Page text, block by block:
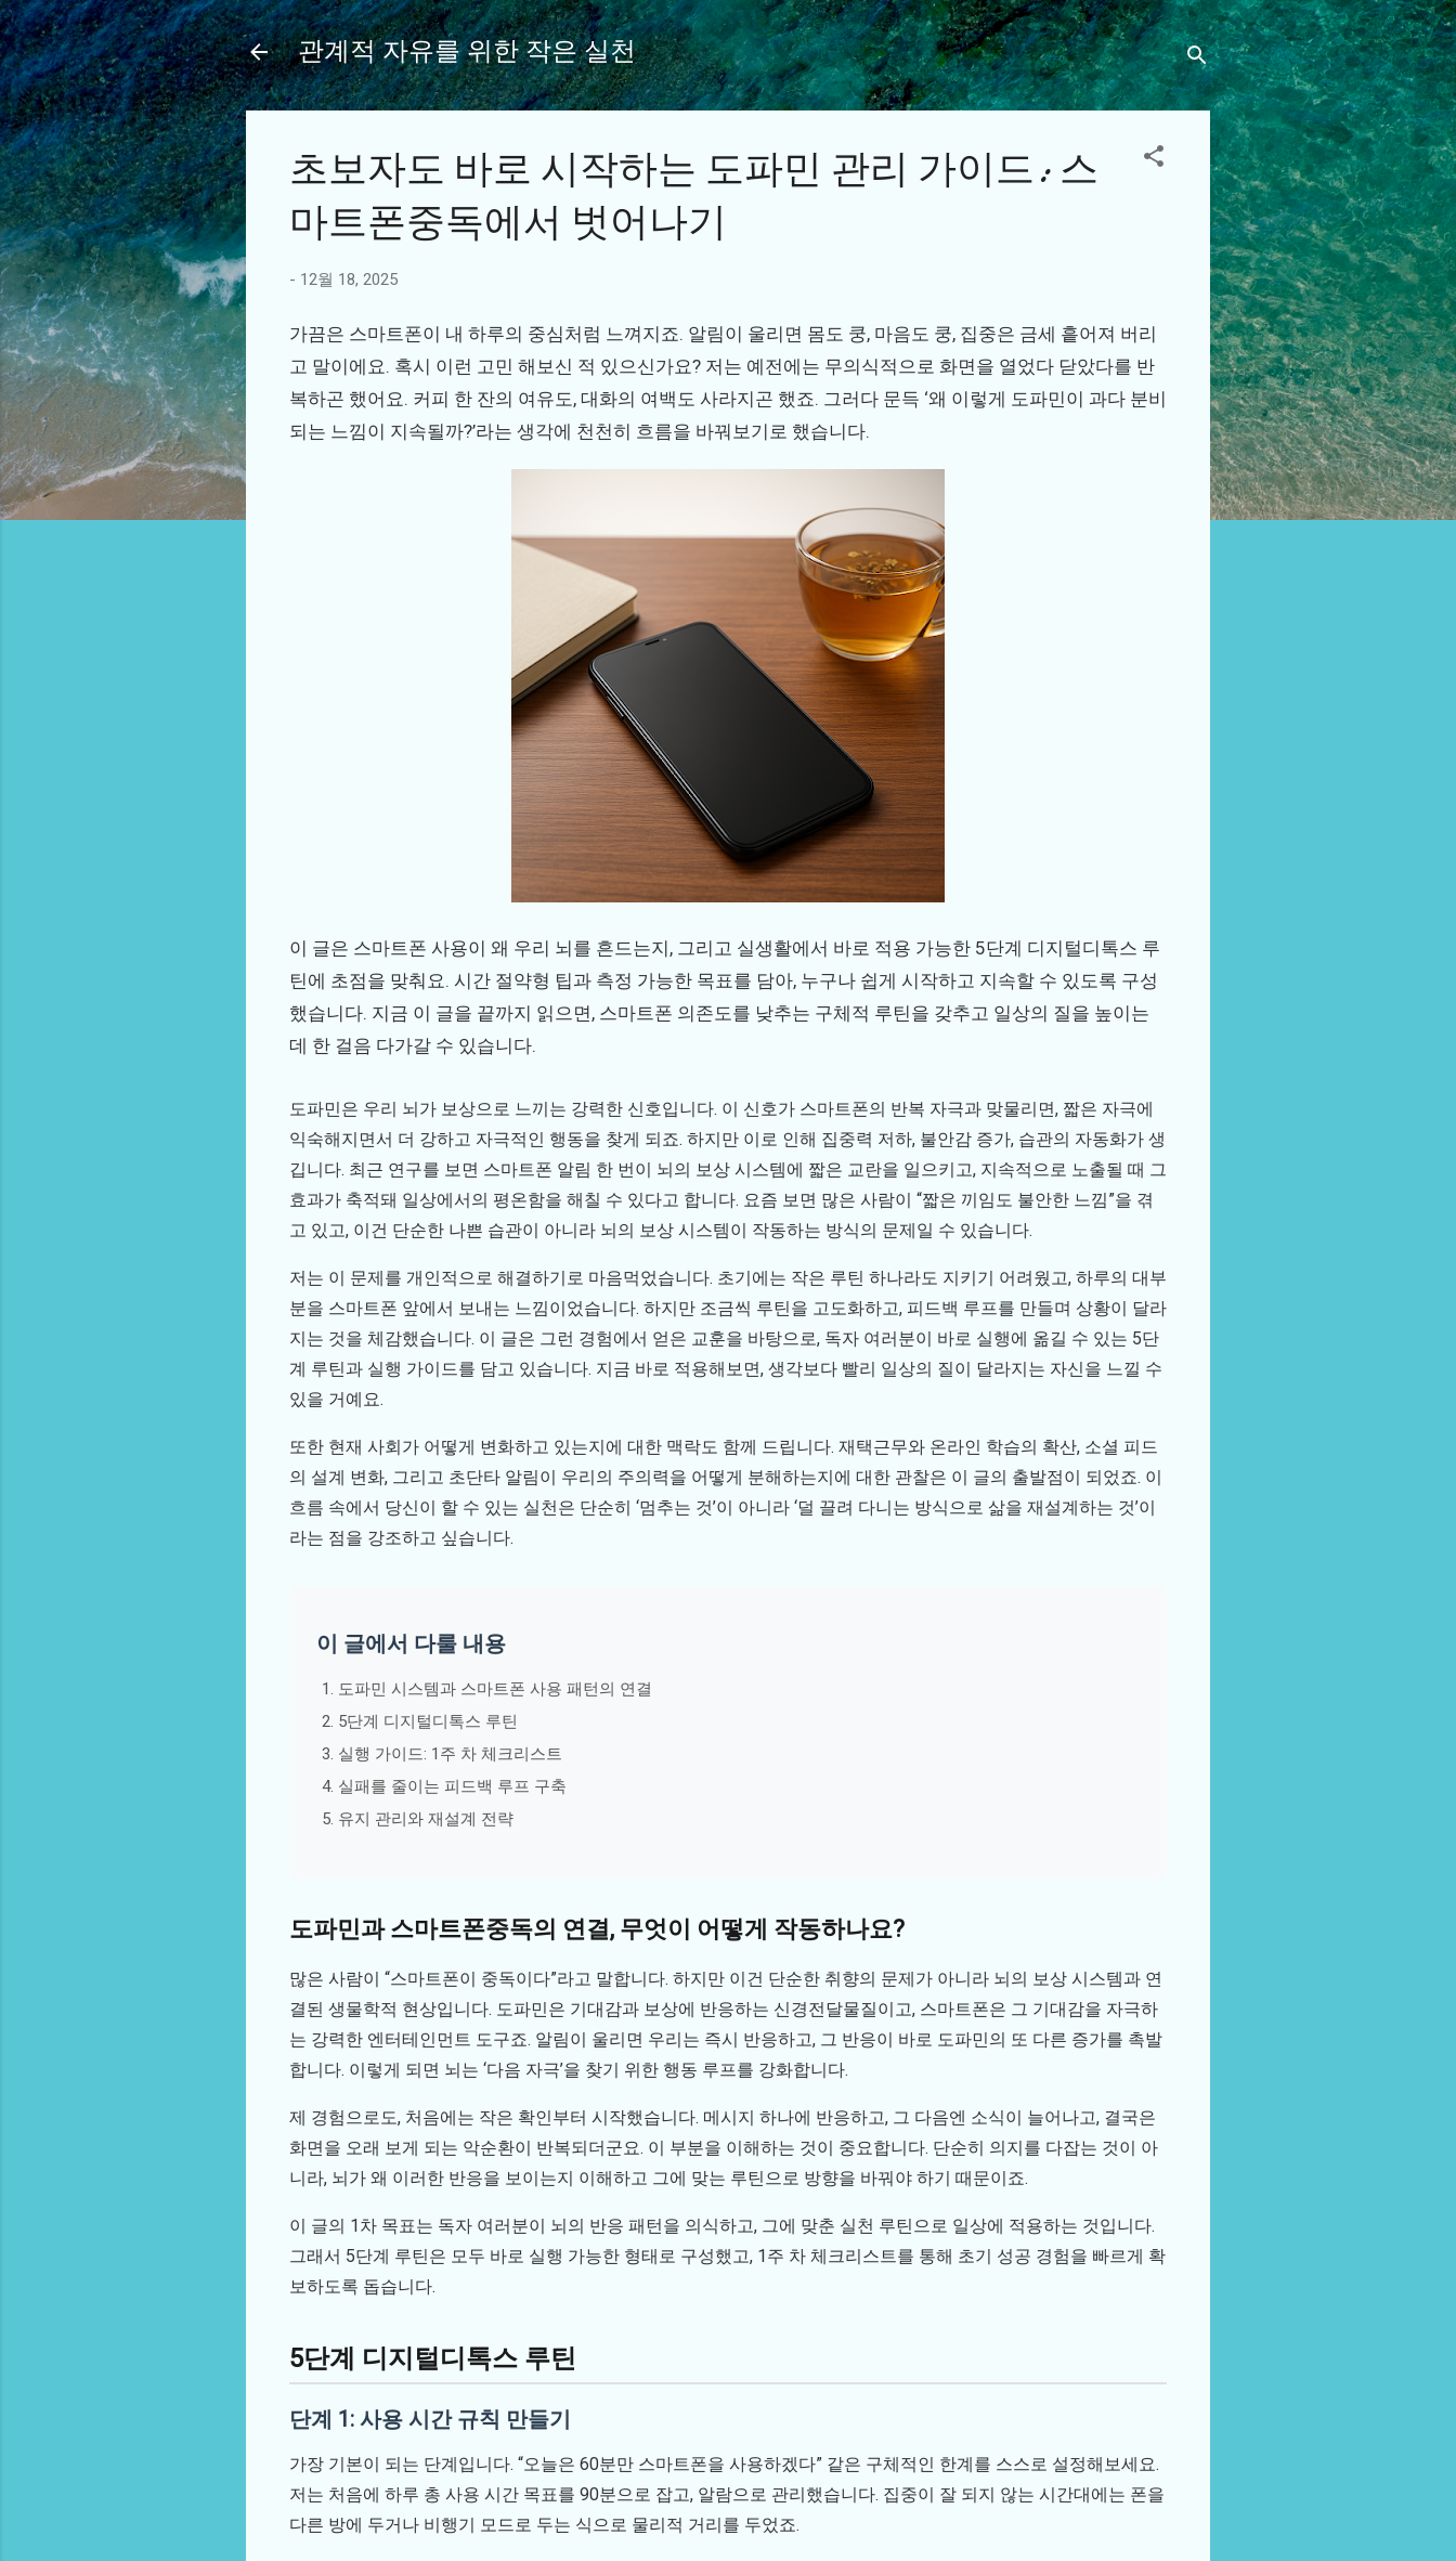
기본 콘텐츠로 건너뛰기
관계적 자유를 위한 작은 실천
초보자도 바로 시작하는 도파민 관리 가이드: 스
마트폰중독에서 벗어나기
- 12월 18, 2025
가끔은 스마트폰이 내 하루의 중심처럼 느껴지죠. 알림이 울리면 몸도 쿵, 마음도 쿵, 집중은 금세 흩어져 버리
고 말이에요. 혹시 이런 고민 해보신 적 있으신가요? 저는 예전에는 무의식적으로 화면을 열었다 닫았다를 반
복하곤 했어요. 커피 한 잔의 여유도, 대화의 여백도 사라지곤 했죠. 그러다 문득 ‘왜 이렇게 도파민이 과다 분비
되는 느낌이 지속될까?’라는 생각에 천천히 흐름을 바꿔보기로 했습니다.
이 글은 스마트폰 사용이 왜 우리 뇌를 흔드는지, 그리고 실생활에서 바로 적용 가능한 5단계 디지털디톡스 루
틴에 초점을 맞춰요. 시간 절약형 팁과 측정 가능한 목표를 담아, 누구나 쉽게 시작하고 지속할 수 있도록 구성
했습니다. 지금 이 글을 끝까지 읽으면, 스마트폰 의존도를 낮추는 구체적 루틴을 갖추고 일상의 질을 높이는
데 한 걸음 다가갈 수 있습니다.
도파민은 우리 뇌가 보상으로 느끼는 강력한 신호입니다. 이 신호가 스마트폰의 반복 자극과 맞물리면, 짧은 자극에
익숙해지면서 더 강하고 자극적인 행동을 찾게 되죠. 하지만 이로 인해 집중력 저하, 불안감 증가, 습관의 자동화가 생
깁니다. 최근 연구를 보면 스마트폰 알림 한 번이 뇌의 보상 시스템에 짧은 교란을 일으키고, 지속적으로 노출될 때 그
효과가 축적돼 일상에서의 평온함을 해칠 수 있다고 합니다. 요즘 보면 많은 사람이 “짧은 끼임도 불안한 느낌”을 겪
고 있고, 이건 단순한 나쁜 습관이 아니라 뇌의 보상 시스템이 작동하는 방식의 문제일 수 있습니다.
저는 이 문제를 개인적으로 해결하기로 마음먹었습니다. 초기에는 작은 루틴 하나라도 지키기 어려웠고, 하루의 대부
분을 스마트폰 앞에서 보내는 느낌이었습니다. 하지만 조금씩 루틴을 고도화하고, 피드백 루프를 만들며 상황이 달라
지는 것을 체감했습니다. 이 글은 그런 경험에서 얻은 교훈을 바탕으로, 독자 여러분이 바로 실행에 옮길 수 있는 5단
계 루틴과 실행 가이드를 담고 있습니다. 지금 바로 적용해보면, 생각보다 빨리 일상의 질이 달라지는 자신을 느낄 수
있을 거예요.
또한 현재 사회가 어떻게 변화하고 있는지에 대한 맥락도 함께 드립니다. 재택근무와 온라인 학습의 확산, 소셜 피드
의 설계 변화, 그리고 초단타 알림이 우리의 주의력을 어떻게 분해하는지에 대한 관찰은 이 글의 출발점이 되었죠. 이
흐름 속에서 당신이 할 수 있는 실천은 단순히 ‘멈추는 것’이 아니라 ‘덜 끌려 다니는 방식으로 삶을 재설계하는 것’이
라는 점을 강조하고 싶습니다.
이 글에서 다룰 내용
도파민 시스템과 스마트폰 사용 패턴의 연결
5단계 디지털디톡스 루틴
실행 가이드: 1주 차 체크리스트
실패를 줄이는 피드백 루프 구축
유지 관리와 재설계 전략
도파민과 스마트폰중독의 연결, 무엇이 어떻게 작동하나요?
많은 사람이 “스마트폰이 중독이다”라고 말합니다. 하지만 이건 단순한 취향의 문제가 아니라 뇌의 보상 시스템과 연
결된 생물학적 현상입니다. 도파민은 기대감과 보상에 반응하는 신경전달물질이고, 스마트폰은 그 기대감을 자극하
는 강력한 엔터테인먼트 도구죠. 알림이 울리면 우리는 즉시 반응하고, 그 반응이 바로 도파민의 또 다른 증가를 촉발
합니다. 이렇게 되면 뇌는 ‘다음 자극’을 찾기 위한 행동 루프를 강화합니다.
제 경험으로도, 처음에는 작은 확인부터 시작했습니다. 메시지 하나에 반응하고, 그 다음엔 소식이 늘어나고, 결국은
화면을 오래 보게 되는 악순환이 반복되더군요. 이 부분을 이해하는 것이 중요합니다. 단순히 의지를 다잡는 것이 아
니라, 뇌가 왜 이러한 반응을 보이는지 이해하고 그에 맞는 루틴으로 방향을 바꿔야 하기 때문이죠.
이 글의 1차 목표는 독자 여러분이 뇌의 반응 패턴을 의식하고, 그에 맞춘 실천 루틴으로 일상에 적용하는 것입니다.
그래서 5단계 루틴은 모두 바로 실행 가능한 형태로 구성했고, 1주 차 체크리스트를 통해 초기 성공 경험을 빠르게 확
보하도록 돕습니다.
5단계 디지털디톡스 루틴
단계 1: 사용 시간 규칙 만들기
가장 기본이 되는 단계입니다. “오늘은 60분만 스마트폰을 사용하겠다” 같은 구체적인 한계를 스스로 설정해보세요.
저는 처음에 하루 총 사용 시간 목표를 90분으로 잡고, 알람으로 관리했습니다. 집중이 잘 되지 않는 시간대에는 폰을
다른 방에 두거나 비행기 모드로 두는 식으로 물리적 거리를 두었죠.